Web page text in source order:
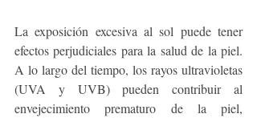
La exposición excesiva al sol puede tener
efectos perjudiciales para la salud de la piel.
A lo largo del tiempo, los rayos ultravioletas
(UVA y UVB) pueden contribuir al
envejecimiento prematuro de la piel,